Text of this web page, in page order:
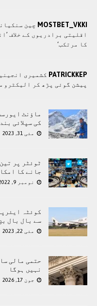
MOSTBET_VKKI چین
اقلیتی برادريوں کے خلاف
کا مرتکب‘
PATRICKKEP کشمیری
پیشن گوئی پڑھ کر الیکٹرو
ماؤنٹ
کی سپلائی
مئی 31, 2023
ٹوئٹر پر
جانے کا
نومبر 9, 2022
کوئٹہ
سے بال بال
مئی 22, 2023
نہیں ہوگا
جون 17, 2026